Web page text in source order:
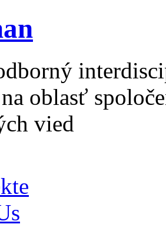
oblasť
vied